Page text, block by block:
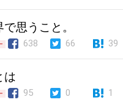
思うこと。
638 66 39
は
95 0 1